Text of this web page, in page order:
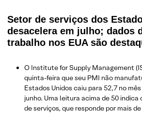
Setor de serviços dos
desacelera em julho; dados
trabalho nos EUA são
O Institute for Supply Management
quinta-feira que seu PMI não
Estados Unidos caiu para 52,7 no
junho. Uma leitura acima de 50
de serviços, que responde por mais